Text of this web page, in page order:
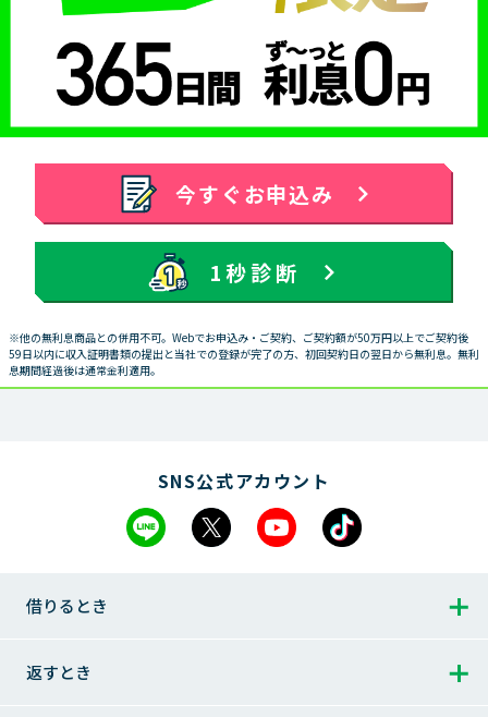
今すぐお申込み
1秒診断
※他の無利息商品との併用不可。Webでお申込み・ご契約、ご契約額が50万円以上でご契約後
59日以内に収入証明書類の提出と当社での登録が完了の方、初回契約日の翌日から無利息。無利
息期間経過後は通常金利適用。
SNS公式アカウント
借りるとき
借りるとき トップ
返すとき